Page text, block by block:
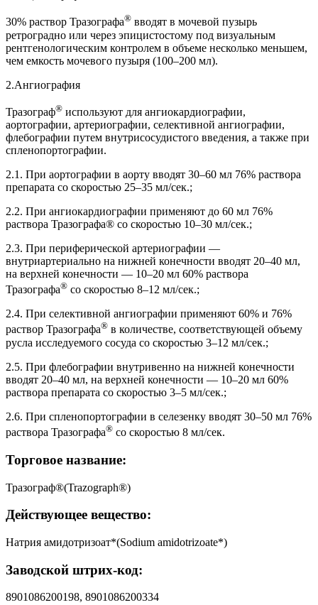
30% раствор Тразографа® вводят в мочевой пузырь
ретроградно или через эпицистостому под визуальным
рентгенологическим контролем в объеме несколько меньшем,
чем емкость мочевого пузыря (100–200 мл).
2.Ангиография
Тразограф® используют для ангиокардиографии,
аортографии, артериографии, селективной ангиографии,
флебографии путем внутрисосудистого введения, а также при
спленопортографии.
2.1. При аортографии в аорту вводят 30–60 мл 76% раствора
препарата со скоростью 25–35 мл/сек.;
2.2. При ангиокардиографии применяют до 60 мл 76%
раствора Тразографа® со скоростью 10–30 мл/сек.;
2.3. При периферической артериографии —
внутриартериально на нижней конечности вводят 20–40 мл,
на верхней конечности — 10–20 мл 60% раствора
Тразографа® со скоростью 8–12 мл/сек.;
2.4. При селективной ангиографии применяют 60% и 76%
раствор Тразографа® в количестве, соответствующей объему
русла исследуемого сосуда со скоростью 3–12 мл/сек.;
2.5. При флебографии внутривенно на нижней конечности
вводят 20–40 мл, на верхней конечности — 10–20 мл 60%
раствора препарата со скоростью 3–5 мл/сек.;
2.6. При спленопортографии в селезенку вводят 30–50 мл 76%
раствора Тразографа® со скоростью 8 мл/сек.
Торговое название:
Тразограф®(Trazograph®)
Действующее вещество:
Натрия амидотризоат*(Sodium amidotrizoate*)
Заводской штрих-код:
8901086200198, 8901086200334